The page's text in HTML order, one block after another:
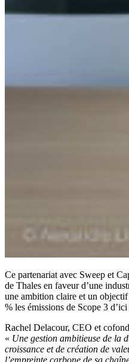
Ce partenariat avec Sweep et
de Thales en faveur d’une
une ambition claire et un
% les émissions de Scope 3
Rachel Delacour, CEO et
« Une gestion ambitieuse de la
croissance et de création de
l’empreinte carbone de sa